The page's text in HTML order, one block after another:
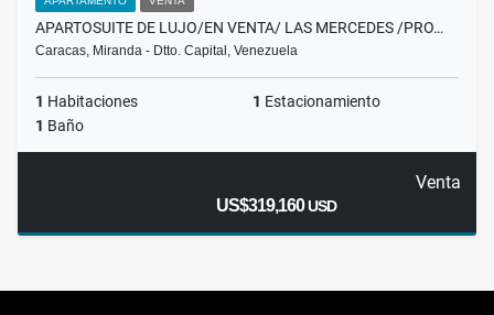
APARTOSUITE DE LUJO/EN VENTA/ LAS MERCEDES /PRO…
Caracas, Miranda - Dtto. Capital, Venezuela
1 Habitaciones 1 Estacionamiento
1 Baño
Venta
US$319,160USD